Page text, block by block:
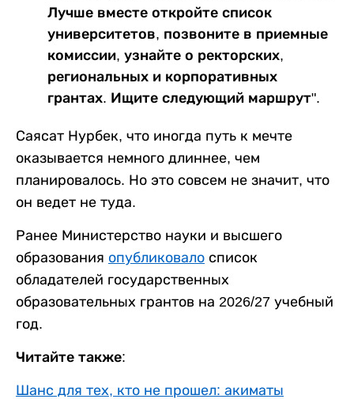
Лучше вместе откройте список
университетов, позвоните в приемные
комиссии, узнайте о ректорских,
региональных и корпоративных
грантах. Ищите следующий маршрут".
Саясат Нурбек, что иногда путь к мечте
оказывается немного длиннее, чем
планировалось. Но это совсем не значит, что
он ведет не туда.
Ранее Министерство науки и высшего
образования опубликовало список
обладателей государственных
образовательных грантов на 2026/27 учебный
год.
Читайте также:
Шанс для тех, кто не прошел: акиматы